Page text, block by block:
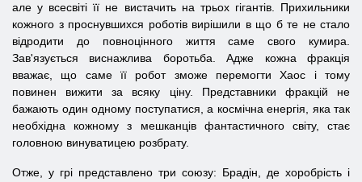
але у всесвіті її не вистачить на трьох гігантів. Прихильники
кожного з проснувшихся роботів вирішили в що б те не стало
відродити до повноцінного життя саме свого кумира.
Зав'язується виснажлива боротьба. Адже кожна фракція
вважає, що саме її робот зможе перемогти Хаос і тому
повинен вижити за всяку ціну. Представники фракцій не
бажають один одному поступатися, а космічна енергія, яка так
необхідна кожному з мешканців фантастичного світу, стає
головною винуватицею розбрату.
Отже, у грі представлено три союзу: Брадін, де хоробрість і